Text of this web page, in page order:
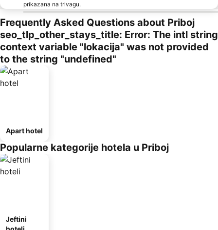
prikazana na trivagu.
Frequently Asked Questions about Priboj
seo_tlp_other_stays_title: Error: The intl string
context variable "lokacija" was not provided
to the string "undefined"
Apart hotel
Popularne kategorije hotela u Priboj
Jeftini